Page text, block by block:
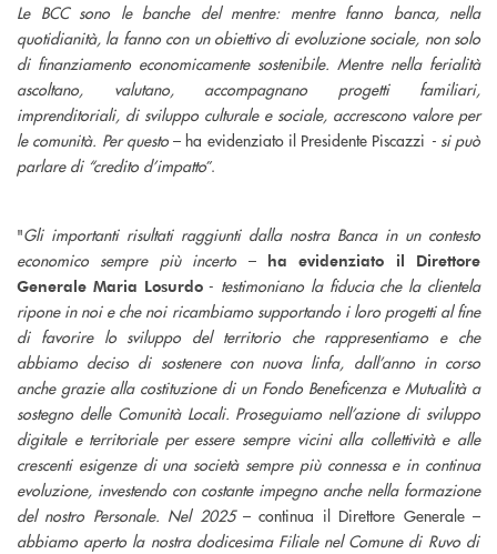
Le BCC sono le banche del mentre: mentre fanno banca, nella
quotidianità, la fanno con un obiettivo di evoluzione sociale, non solo
di finanziamento economicamente sostenibile. Mentre nella ferialità
ascoltano, valutano, accompagnano progetti familiari,
imprenditoriali, di sviluppo culturale e sociale, accrescono valore per
le comunità. Per questo – ha evidenziato il Presidente Piscazzi - si può
parlare di “credito d’impatto”.
"Gli importanti risultati raggiunti dalla nostra Banca in un contesto
economico sempre più incerto – ha evidenziato il Direttore
Generale Maria Losurdo- testimoniano la fiducia che la clientela
ripone in noi e che noi ricambiamo supportando i loro progetti al fine
di favorire lo sviluppo del territorio che rappresentiamo e che
abbiamo deciso di sostenere con nuova linfa, dall’anno in corso
anche grazie alla costituzione di un Fondo Beneficenza e Mutualità a
sostegno delle Comunità Locali. Proseguiamo nell’azione di sviluppo
digitale e territoriale per essere sempre vicini alla collettività e alle
crescenti esigenze di una società sempre più connessa e in continua
evoluzione, investendo con costante impegno anche nella formazione
del nostro Personale. Nel 2025 – continua il Direttore Generale –
abbiamo aperto la nostra dodicesima Filiale nel Comune di Ruvo di